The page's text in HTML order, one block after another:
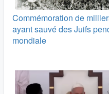
Commémoration de
ayant sauvé des Juifs
mondiale